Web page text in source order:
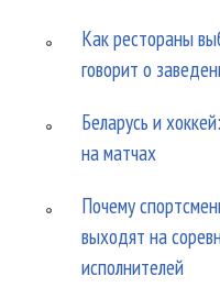
Как рестораны
говорит о
Беларусь и
на матчах
Почему
выходят на
исполнителей